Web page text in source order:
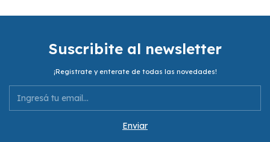
Suscribite al newsletter
¡Registrate y enterate de todas las novedades!